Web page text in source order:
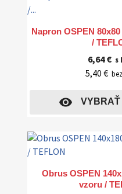
Rýchly
Napron OSPEN
/
6,64 € s
5,40 €
visibility VYBRAŤ
Rýchly
Obrus OSPEN
vzoru /